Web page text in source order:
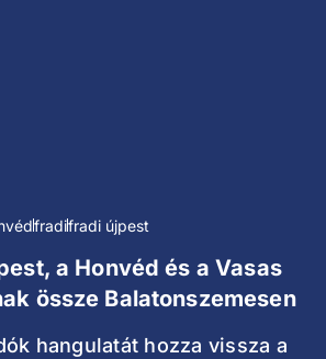
fradifradi újpest
a Honvéd és a Vasas
össze Balatonszemesen
hangulatát hozza vissza a